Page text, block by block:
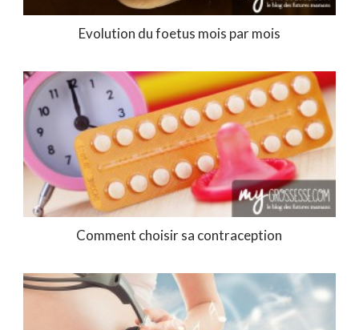
Evolution du foetus mois par mois
Comment choisir sa contraception